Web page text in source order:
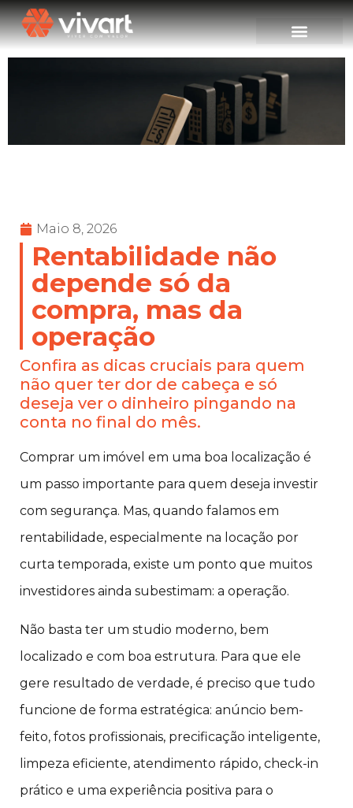
Maio 8, 2026
Rentabilidade não
depende só da
compra, mas da
operação
Confira as dicas cruciais para quem
não quer ter dor de cabeça e só
deseja ver o dinheiro pingando na
conta no final do mês.
Comprar um imóvel em uma boa localização é
um passo importante para quem deseja investir
com segurança. Mas, quando falamos em
rentabilidade, especialmente na locação por
curta temporada, existe um ponto que muitos
investidores ainda subestimam: a operação.
Não basta ter um studio moderno, bem
localizado e com boa estrutura. Para que ele
gere resultado de verdade, é preciso que tudo
funcione de forma estratégica: anúncio bem-
feito, fotos profissionais, precificação inteligente,
limpeza eficiente, atendimento rápido, check-in
prático e uma experiência positiva para o